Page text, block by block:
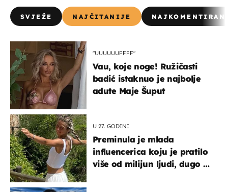
SVJEŽE NAJČITANIJE
"UUUUUUFFFF"
Vau, koje noge! Ružičasti
badić istaknuo je najbolje
adute Maje Šuput
U 27. GODINI
Preminula je mlada
influencerica koju je pratilo
više od milijun ljudi, dugo se